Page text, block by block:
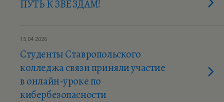
ПУТЬ К ЗВЁЗДАМ!
15.04.2026
Студенты Ставропольского
колледжа связи приняли участие
в онлайн-уроке по
кибербезопасности